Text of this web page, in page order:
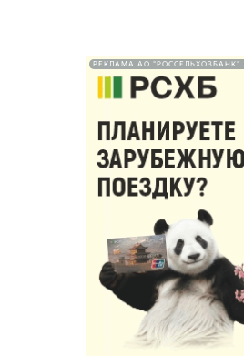
РЕКЛАМА АО "РОССЕЛЬХОЗБАНК".